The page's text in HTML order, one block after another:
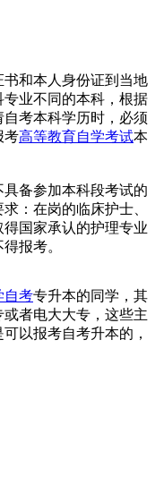
和本人身份证到当地
业不同的本科，根据
考本科学历时，必须
考高等教育自学考试本
备参加本科段考试的
：在岗的临床护士、
国家承认的护理专业
报考。
自考专升本的同学，其
者电大大专，这些主
以报考自考升本的，